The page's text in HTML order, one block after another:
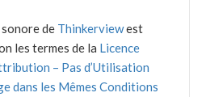
de Thinkerviewest
les termes de la Licence
– Pas d’Utilisation
dans les Mêmes Conditions